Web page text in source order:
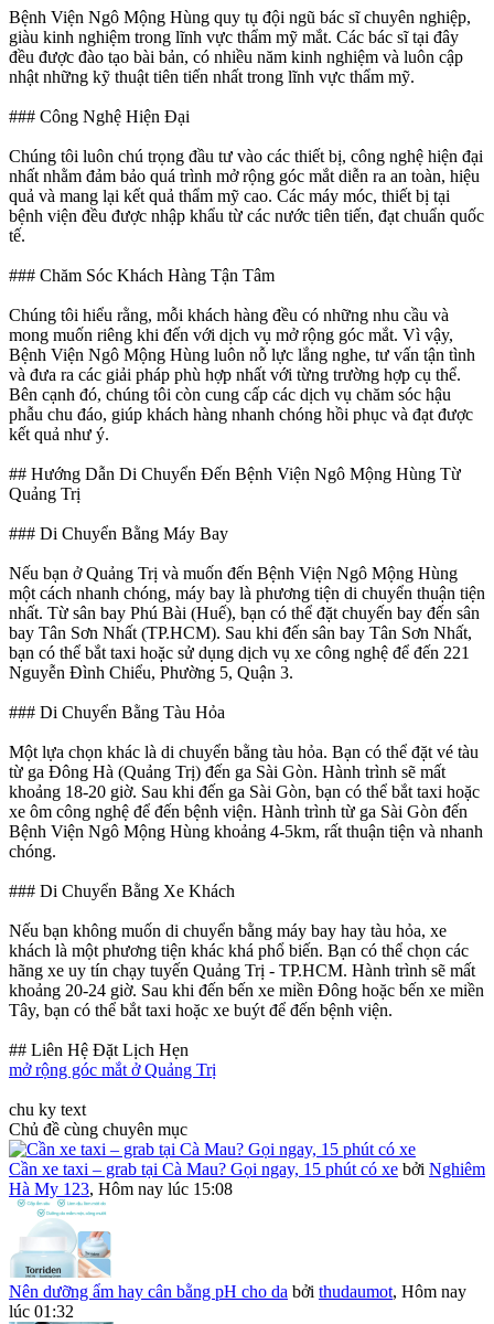
Bệnh Viện Ngô Mộng Hùng quy tụ đội ngũ bác sĩ chuyên nghiệp,
giàu kinh nghiệm trong lĩnh vực thẩm mỹ mắt. Các bác sĩ tại đây
đều được đào tạo bài bản, có nhiều năm kinh nghiệm và luôn cập
nhật những kỹ thuật tiên tiến nhất trong lĩnh vực thẩm mỹ.
### Công Nghệ Hiện Đại
Chúng tôi luôn chú trọng đầu tư vào các thiết bị, công nghệ hiện đại
nhất nhằm đảm bảo quá trình mở rộng góc mắt diễn ra an toàn, hiệu
quả và mang lại kết quả thẩm mỹ cao. Các máy móc, thiết bị tại
bệnh viện đều được nhập khẩu từ các nước tiên tiến, đạt chuẩn quốc
tế.
### Chăm Sóc Khách Hàng Tận Tâm
Chúng tôi hiểu rằng, mỗi khách hàng đều có những nhu cầu và
mong muốn riêng khi đến với dịch vụ mở rộng góc mắt. Vì vậy,
Bệnh Viện Ngô Mộng Hùng luôn nỗ lực lắng nghe, tư vấn tận tình
và đưa ra các giải pháp phù hợp nhất với từng trường hợp cụ thể.
Bên cạnh đó, chúng tôi còn cung cấp các dịch vụ chăm sóc hậu
phẫu chu đáo, giúp khách hàng nhanh chóng hồi phục và đạt được
kết quả như ý.
## Hướng Dẫn Di Chuyển Đến Bệnh Viện Ngô Mộng Hùng Từ
Quảng Trị
### Di Chuyển Bằng Máy Bay
Nếu bạn ở Quảng Trị và muốn đến Bệnh Viện Ngô Mộng Hùng
một cách nhanh chóng, máy bay là phương tiện di chuyển thuận tiện
nhất. Từ sân bay Phú Bài (Huế), bạn có thể đặt chuyến bay đến sân
bay Tân Sơn Nhất (TP.HCM). Sau khi đến sân bay Tân Sơn Nhất,
bạn có thể bắt taxi hoặc sử dụng dịch vụ xe công nghệ để đến 221
Nguyễn Đình Chiểu, Phường 5, Quận 3.
### Di Chuyển Bằng Tàu Hỏa
Một lựa chọn khác là di chuyển bằng tàu hỏa. Bạn có thể đặt vé tàu
từ ga Đông Hà (Quảng Trị) đến ga Sài Gòn. Hành trình sẽ mất
khoảng 18-20 giờ. Sau khi đến ga Sài Gòn, bạn có thể bắt taxi hoặc
xe ôm công nghệ để đến bệnh viện. Hành trình từ ga Sài Gòn đến
Bệnh Viện Ngô Mộng Hùng khoảng 4-5km, rất thuận tiện và nhanh
chóng.
### Di Chuyển Bằng Xe Khách
Nếu bạn không muốn di chuyển bằng máy bay hay tàu hỏa, xe
khách là một phương tiện khác khá phổ biến. Bạn có thể chọn các
hãng xe uy tín chạy tuyến Quảng Trị - TP.HCM. Hành trình sẽ mất
khoảng 20-24 giờ. Sau khi đến bến xe miền Đông hoặc bến xe miền
Tây, bạn có thể bắt taxi hoặc xe buýt để đến bệnh viện.
## Liên Hệ Đặt Lịch Hẹn
mở rộng góc mắt ở Quảng Trị
chu ky text
Chủ đề cùng chuyên mục
Cần xe taxi – grab tại Cà Mau? Gọi ngay, 15 phút có xe bởi Nghiêm
Hà My 123, Hôm nay lúc 15:08
Nên dưỡng ẩm hay cân bằng pH cho da bởi thudaumot, Hôm nay
lúc 01:32